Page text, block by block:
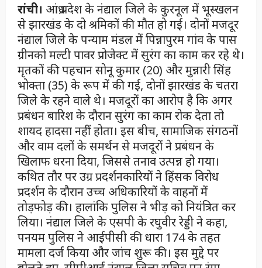
रांची। आंध्र प्रदेश के नंद्याल जिले के कुरनूल में भूस्खलन
से झारखंड के दो श्रमिकों की मौत हो गई। दोनों मजदूर
नंद्याल जिले के पन्याम मंडल में पिन्नापुरम गांव के पास
ग्रीनको मल्टी पावर प्रोजेक्ट में सुरंग का काम कर रहे थे।
मृतकों की पहचान सोनू कुमार (20) और मुन्नारी सिंह
भोक्ता (35) के रूप में की गई, दोनों झारखंड के चतरा
जिले के रहने वाले थे। मजदूरों का आरोप है कि अगर
प्रबंधन बारिश के दौरान सुरंग का काम रोक देता तो
शायद हादसा नहीं होता। इस बीच, सामाजिक संगठनों
और वाम दलों के समर्थन से मजदूरों ने प्रबंधन के
खिलाफ धरना दिया, जिससे तनाव उत्पन्न हो गया।
कथित तौर पर उग्र प्रदर्शनकारियों ने हिंसक विरोध
प्रदर्शन के दौरान उच्च अधिकारियों के वाहनों में
तोड़फोड़ की। हालांकि पुलिस ने भीड़ को नियंत्रित कर
लिया। नंद्याल जिले के एसपी के रघुवीर रेड्डी ने कहा,
पनयम पुलिस ने आईपीसी की धारा 174 के तहत
मामला दर्ज किया और जांच शुरू की। इस मुद्दे पर